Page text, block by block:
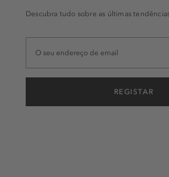
Descubra tudo sobre as últimas
REGISTAR